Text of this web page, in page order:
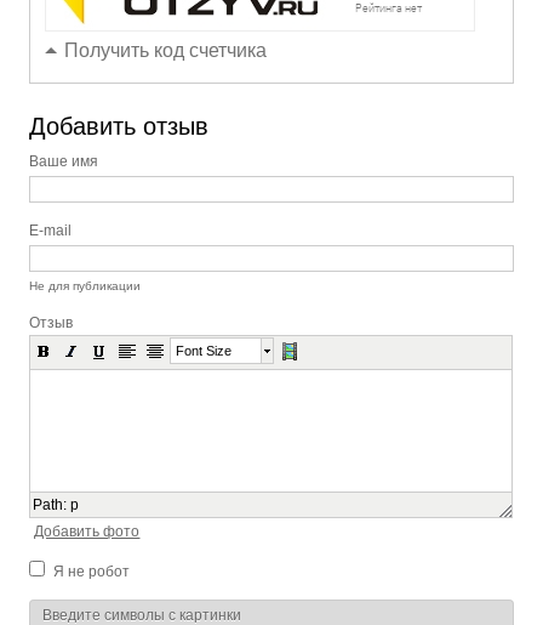
Получить код счетчика
Добавить отзыв
Ваше имя
E-mail
Не для публикации
Отзыв
Font Size
Path:p
Добавить фото
Я не робот
Я спамер
Введите символы с картинки